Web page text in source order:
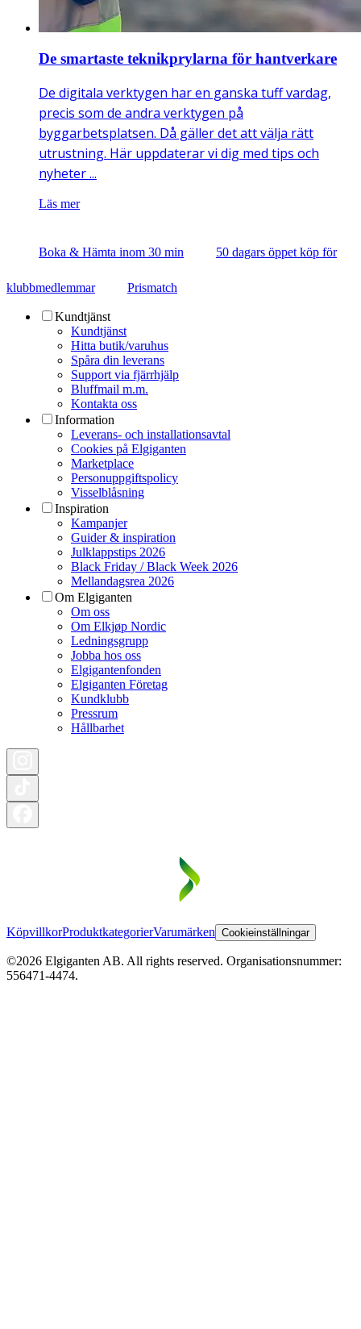
De smartaste teknikprylarna för hantverkare
De digitala verktygen har en ganska tuff vardag,
precis som de andra verktygen på
byggarbetsplatsen. Då gäller det att välja rätt
utrustning. Här uppdaterar vi dig med tips och
nyheter ...
Läs mer
Boka & Hämta inom 30 min 50 dagars öppet köp för
klubbmedlemmar Prismatch
Kundtjänst
Kundtjänst
Hitta butik/varuhus
Spåra din leverans
Support via fjärrhjälp
Bluffmail m.m.
Kontakta oss
Information
Leverans- och installationsavtal
Cookies på Elgiganten
Marketplace
Personuppgiftspolicy
Visselblåsning
Inspiration
Kampanjer
Guider & inspiration
Julklappstips 2026
Black Friday / Black Week 2026
Mellandagsrea 2026
Om Elgiganten
Om oss
Om Elkjøp Nordic
Ledningsgrupp
Jobba hos oss
Elgigantenfonden
Elgiganten Företag
Kundklubb
Pressrum
Hållbarhet
KöpvillkorProduktkategorierVarumärken Cookieinställningar
©2026 Elgiganten AB. All rights reserved. Organisationsnummer:
556471-4474.